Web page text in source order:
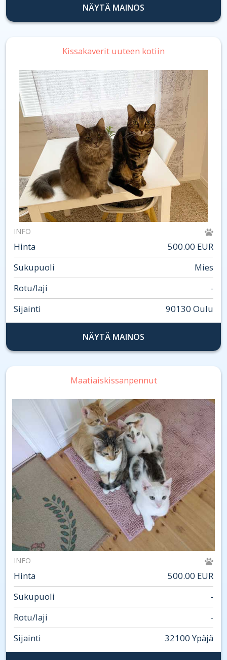
NÄYTÄ MAINOS
Kissakaverit uuteen kotiin
INFO
Hinta
500.00 EUR
Sukupuoli
Mies
Rotu/laji
-
Sijainti
90130 Oulu
NÄYTÄ MAINOS
Maatiaiskissanpennut
INFO
Hinta
500.00 EUR
Sukupuoli
-
Rotu/laji
-
Sijainti
32100 Ypäjä